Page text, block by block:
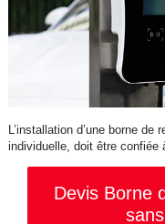
L’installation d’une borne de
individuelle, doit être confiée
Devis Borne